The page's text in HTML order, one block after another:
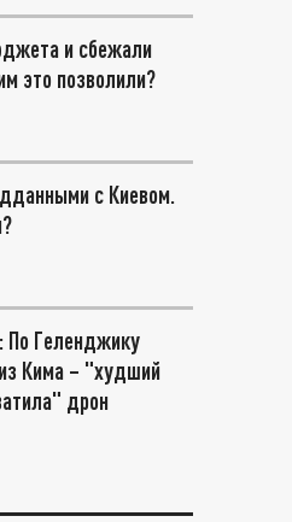
и сбежали
это позволили?
с Киевом.
По Геленджику
Кима – "худший
дрон